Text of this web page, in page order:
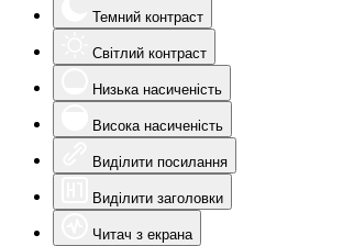
Темний контраст
Світлий контраст
Низька насиченість
Висока насиченість
Виділити посилання
Виділити заголовки
Читач з екрана